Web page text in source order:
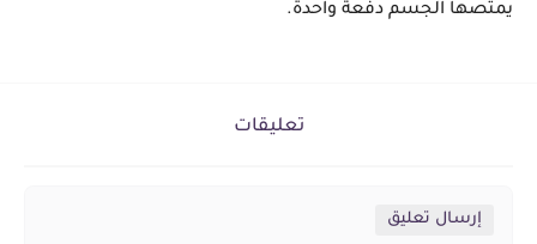
يمتصها الجسم دفعة واحدة.
تعليقات
إرسال تعليق